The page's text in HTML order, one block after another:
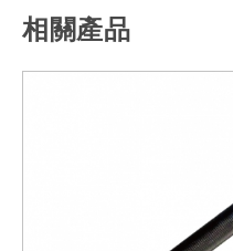
相關產品